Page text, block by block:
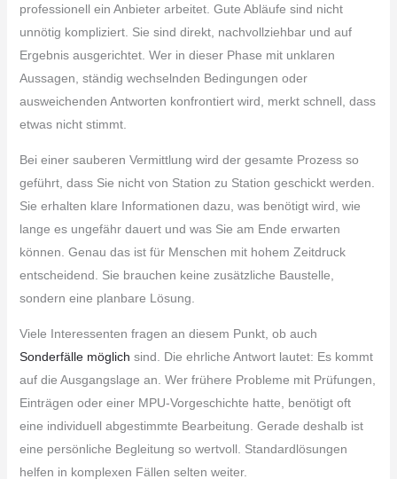
professionell ein Anbieter arbeitet. Gute Abläufe sind nicht
unnötig kompliziert. Sie sind direkt, nachvollziehbar und auf
Ergebnis ausgerichtet. Wer in dieser Phase mit unklaren
Aussagen, ständig wechselnden Bedingungen oder
ausweichenden Antworten konfrontiert wird, merkt schnell, dass
etwas nicht stimmt.
Bei einer sauberen Vermittlung wird der gesamte Prozess so
geführt, dass Sie nicht von Station zu Station geschickt werden.
Sie erhalten klare Informationen dazu, was benötigt wird, wie
lange es ungefähr dauert und was Sie am Ende erwarten
können. Genau das ist für Menschen mit hohem Zeitdruck
entscheidend. Sie brauchen keine zusätzliche Baustelle,
sondern eine planbare Lösung.
Viele Interessenten fragen an diesem Punkt, ob auch
Sonderfälle möglich sind. Die ehrliche Antwort lautet: Es kommt
auf die Ausgangslage an. Wer frühere Probleme mit Prüfungen,
Einträgen oder einer MPU-Vorgeschichte hatte, benötigt oft
eine individuell abgestimmte Bearbeitung. Gerade deshalb ist
eine persönliche Begleitung so wertvoll. Standardlösungen
helfen in komplexen Fällen selten weiter.